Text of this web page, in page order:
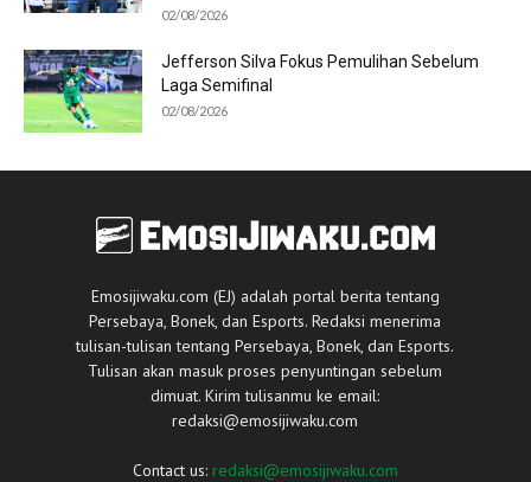
02/08/2026
Jefferson Silva Fokus Pemulihan Sebelum
Laga Semifinal
02/08/2026
Emosijiwaku.com (EJ) adalah portal berita tentang
Persebaya, Bonek, dan Esports. Redaksi menerima
tulisan-tulisan tentang Persebaya, Bonek, dan Esports.
Tulisan akan masuk proses penyuntingan sebelum
dimuat. Kirim tulisanmu ke email:
redaksi@emosijiwaku.com
Contact us: redaksi@emosijiwaku.com